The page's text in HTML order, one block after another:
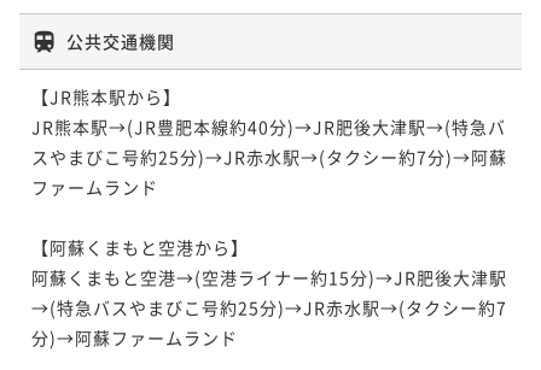
公共交通機関
【JR熊本駅から】
JR熊本駅→(JR豊肥本線約40分)→JR肥後大津駅→(特急バ
スやまびこ号約25分)→JR赤水駅→(タクシー約7分)→阿蘇
ファームランド
【阿蘇くまもと空港から】
阿蘇くまもと空港→(空港ライナー約15分)→JR肥後大津駅
→(特急バスやまびこ号約25分)→JR赤水駅→(タクシー約7
分)→阿蘇ファームランド